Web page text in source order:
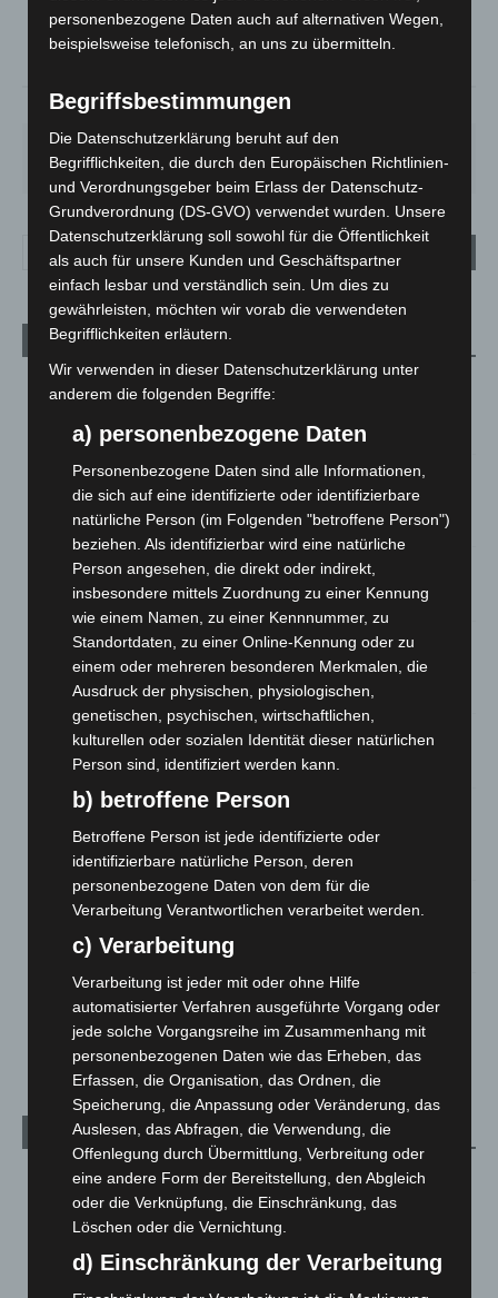
21.9°C
21.6°
62% 3.6m/s
DO.
29°
FR.
25°
SA.
27°
SO.
32° 35°
Aktuelle Beiträge
Region Hannover: 21 neue Notfallsanitäter starten beim
5. August 2026
Mann läuft mit Hockeyschläger über A7 – Polizei sucht
Zeugen
5. August 2026
Celle: Mensch stirbt bei Bagger-Unfall auf Baustelle
5. August 2026
Gasleitung bei McDonald’s-Umbau in Langenhagen
beschädigt
5. August 2026
Anklage nach Abschaltung von „Archetyp Market“ erhoben
3. August 2026
Hannover: Polizei stoppt 166 Trunkenheitsfahrten bei
Großkontrolle
2. August 2026
Hannover Klassik Open Air 2026: Französische Oper im
2. August 2026
Schwarz Digits und Zscaler starten souveräne Cloud-
Sicherheitsplattform für Europa
2. August 2026
Kategorien
Blaulicht
Corona-News
Langenhagen und Ortsteile
3.249
personenbezogene Daten auch auf alternativen Wegen,
beispielsweise telefonisch, an uns zu übermitteln.
Begriffsbestimmungen
Die Datenschutzerklärung beruht auf den
Begrifflichkeiten, die durch den Europäischen Richtlinien-
und Verordnungsgeber beim Erlass der Datenschutz-
Grundverordnung (DS-GVO) verwendet wurden. Unsere
Datenschutzerklärung soll sowohl für die Öffentlichkeit
als auch für unsere Kunden und Geschäftspartner
einfach lesbar und verständlich sein. Um dies zu
gewährleisten, möchten wir vorab die verwendeten
Begrifflichkeiten erläutern.
Wir verwenden in dieser Datenschutzerklärung unter
anderem die folgenden Begriffe:
a) personenbezogene Daten
Personenbezogene Daten sind alle Informationen,
die sich auf eine identifizierte oder identifizierbare
natürliche Person (im Folgenden "betroffene Person")
beziehen. Als identifizierbar wird eine natürliche
Person angesehen, die direkt oder indirekt,
insbesondere mittels Zuordnung zu einer Kennung
wie einem Namen, zu einer Kennnummer, zu
Standortdaten, zu einer Online-Kennung oder zu
einem oder mehreren besonderen Merkmalen, die
Ausdruck der physischen, physiologischen,
genetischen, psychischen, wirtschaftlichen,
kulturellen oder sozialen Identität dieser natürlichen
Person sind, identifiziert werden kann.
b) betroffene Person
Betroffene Person ist jede identifizierte oder
identifizierbare natürliche Person, deren
personenbezogene Daten von dem für die
Verarbeitung Verantwortlichen verarbeitet werden.
c) Verarbeitung
Verarbeitung ist jeder mit oder ohne Hilfe
automatisierter Verfahren ausgeführte Vorgang oder
jede solche Vorgangsreihe im Zusammenhang mit
personenbezogenen Daten wie das Erheben, das
Erfassen, die Organisation, das Ordnen, die
Speicherung, die Anpassung oder Veränderung, das
Auslesen, das Abfragen, die Verwendung, die
Offenlegung durch Übermittlung, Verbreitung oder
eine andere Form der Bereitstellung, den Abgleich
oder die Verknüpfung, die Einschränkung, das
Löschen oder die Vernichtung.
d) Einschränkung der Verarbeitung